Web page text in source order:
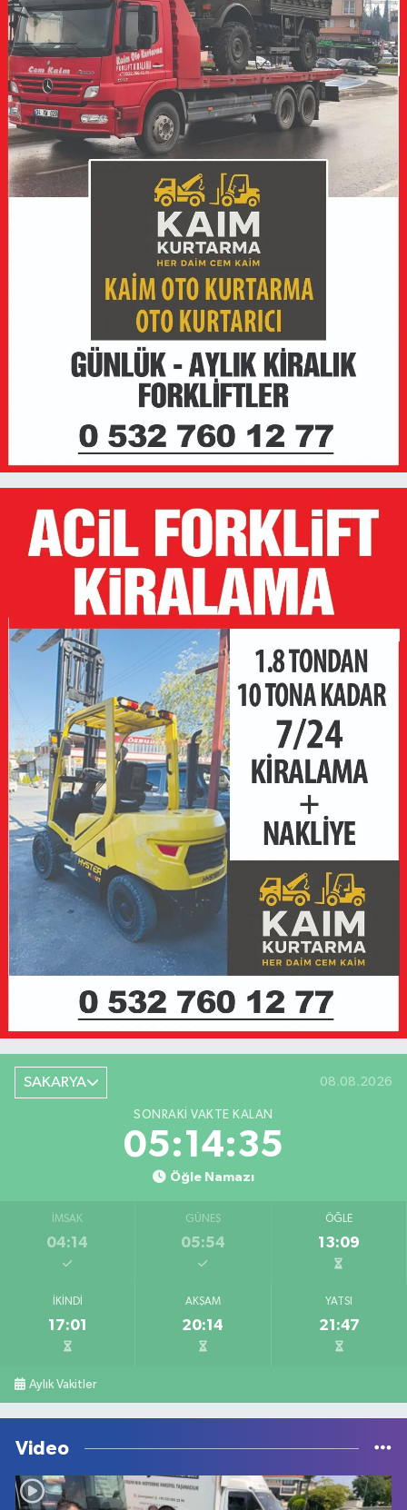
SAKARYA 08.08.2026
SONRAKI VAKTE KALAN
05:14:35
Öğle Namazı
İMSAK
04:14
GÜNEŞ
05:54
ÖĞLE
13:09
İKINDI
17:01
AKŞAM
20:14
YATSI
21:47
Aylık Vakitler
Video